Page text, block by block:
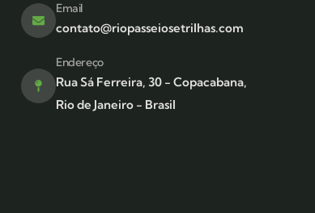
Email
contato@riopasseiosetrilhas.com
Endereço
Rua Sá Ferreira, 30 - Copacabana,
Rio de Janeiro - Brasil